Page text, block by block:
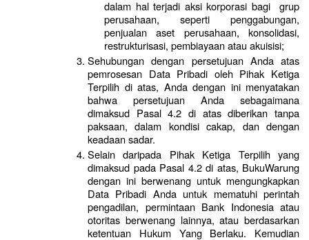
dalam hal terjadi aksi korporasi bagi  grup
perusahaan, seperti penggabungan,
penjualan aset perusahaan, konsolidasi,
restrukturisasi, pembiayaan atau akuisisi;
Sehubungan dengan persetujuan Anda atas
pemrosesan Data Pribadi oleh Pihak Ketiga
Terpilih di atas, Anda dengan ini menyatakan
bahwa persetujuan Anda sebagaimana
dimaksud Pasal 4.2 di atas diberikan tanpa
paksaan, dalam kondisi cakap, dan dengan
keadaan sadar.
Selain daripada Pihak Ketiga Terpilih yang
dimaksud pada Pasal 4.2 di atas, BukuWarung
dengan ini berwenang untuk mengungkapkan
Data Pribadi Anda untuk mematuhi perintah
pengadilan, permintaan Bank Indonesia atau
otoritas berwenang lainnya, atau berdasarkan
ketentuan Hukum Yang Berlaku. Kemudian